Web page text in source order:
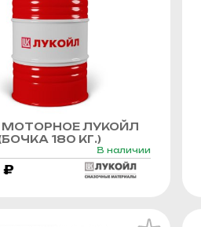
ЛУКОЙЛ
180 КГ.)
В наличии
₽